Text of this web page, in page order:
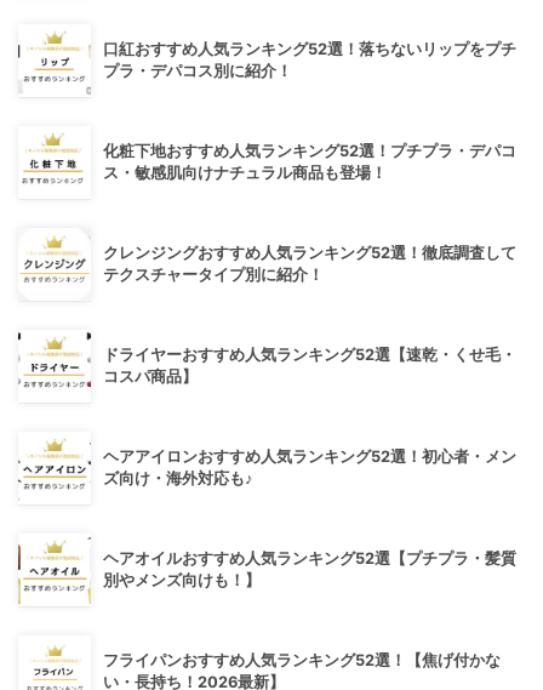
口紅おすすめ人気ランキング52選！落ちないリップをプチ
プラ・デパコス別に紹介！
化粧下地おすすめ人気ランキング52選！プチプラ・デパコ
ス・敏感肌向けナチュラル商品も登場！
クレンジングおすすめ人気ランキング52選！徹底調査して
テクスチャータイプ別に紹介！
ドライヤーおすすめ人気ランキング52選【速乾・くせ毛・
コスパ商品】
ヘアアイロンおすすめ人気ランキング52選！初心者・メン
ズ向け・海外対応も♪
ヘアオイルおすすめ人気ランキング52選【プチプラ・髪質
別やメンズ向けも！】
フライパンおすすめ人気ランキング52選！【焦げ付かな
い・長持ち！2026最新】